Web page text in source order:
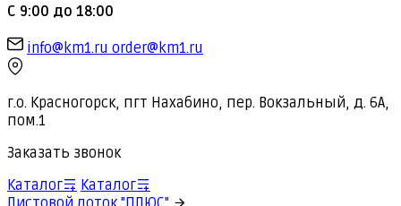
С 9:00 до 18:00
info@km1.ru order@km1.ru
г.о. Красногорск, пгт Нахабино, пер. Вокзальный, д. 6А,
пом.1
Заказать звонок
Каталог
Каталог